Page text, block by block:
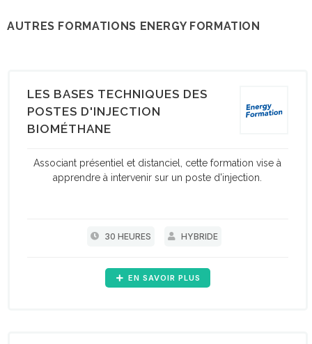
AUTRES FORMATIONS ENERGY FORMATION
LES BASES TECHNIQUES DES
POSTES D'INJECTION
BIOMÉTHANE
Associant présentiel et distanciel, cette formation vise à
apprendre à intervenir sur un poste d'injection.
30 HEURES HYBRIDE
EN SAVOIR PLUS